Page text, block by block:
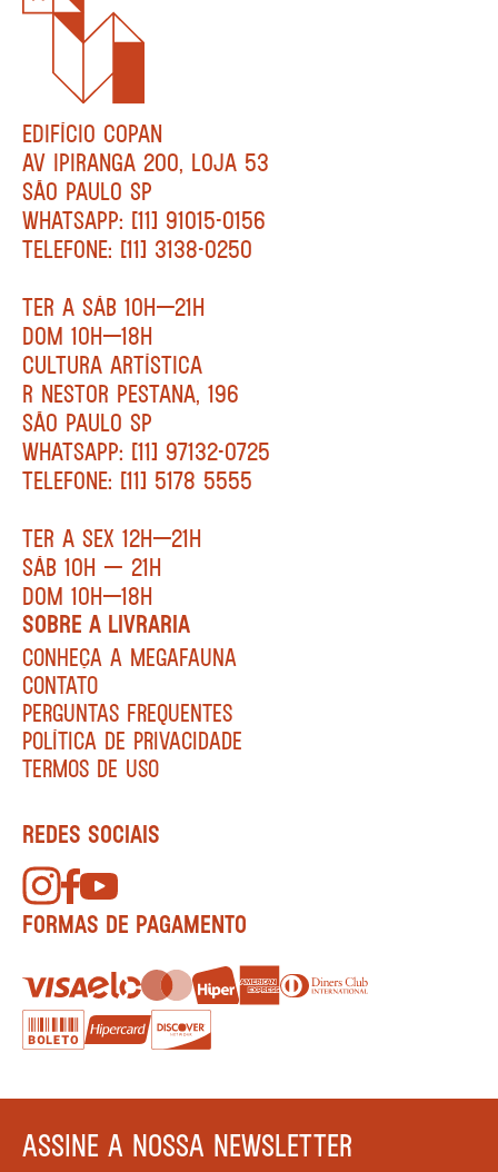
EDIFÍCIO COPAN
AV IPIRANGA 200, LOJA 53
SÃO PAULO SP
WHATSAPP: [11] 91015-0156
TELEFONE: [11] 3138-0250
TER A SÁB 10H—21H
DOM 10H—18H
CULTURA ARTÍSTICA
R NESTOR PESTANA, 196
SÃO PAULO SP
WHATSAPP: [11] 97132-0725
TELEFONE: [11] 5178 5555
TER A SEX 12H—21H
SÁB 10H — 21H
DOM 10H—18H
SOBRE A LIVRARIA
CONHEÇA A MEGAFAUNA
CONTATO
PERGUNTAS FREQUENTES
POLÍTICA DE PRIVACIDADE
TERMOS DE USO
REDES SOCIAIS
FORMAS DE PAGAMENTO
ASSINE A NOSSA NEWSLETTER